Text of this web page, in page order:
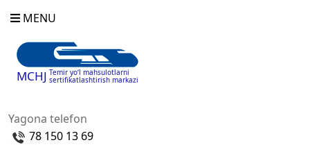
MENU
MCHJ Temir yo‘l mahsulotlarni
sertifikatlashtirish markazi
Yagona telefon
78 150 13 69